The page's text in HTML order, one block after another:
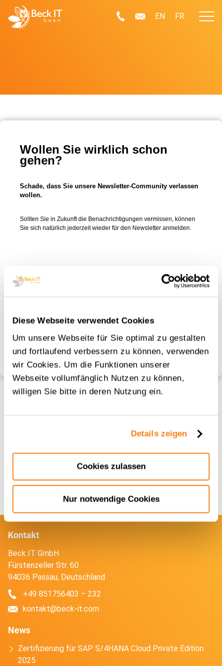
Diese Webseite verwendet Cookies
Um unsere Webseite für Sie optimal zu gestalten
und fortlaufend verbessern zu können, verwenden
wir Cookies. Um die Funktionen unserer
Webseite vollumfänglich Nutzen zu können,
willigen Sie bitte in deren Nutzung ein.
Details zeigen
Cookies zulassen
Nur notwendige Cookies
EN FR
Wollen Sie wirklich schon
gehen?
Schade, dass Sie unsere Newsletter-Community verlassen
wollen.
Sollten Sie in Zukunft die Benachrichtigungen vermissen, können
Sie sich natürlich jederzeit wieder für den Newsletter anmelden.
Um sich abzumelden, geben Sie bitte Ihre E-Mail-Adresse ein.
Abmelden
Kontakt
Beck IT GmbH
Fürstenzeller Str. 60
94036 Passau, Deutschland
+49 851756403 – 232
kontakt@beck-it.com
News
Zertifizierung für SAP S/4HANA Cloud Private Edition
2025